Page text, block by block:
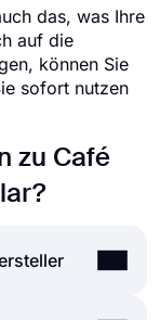
das, was Ihre
auf die
können Sie
sofort nutzen
zu Café